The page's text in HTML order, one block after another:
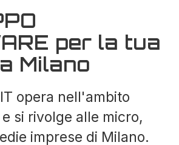
per la tua
Milano
opera nell'ambito
si rivolge alle micro,
imprese di Milano.